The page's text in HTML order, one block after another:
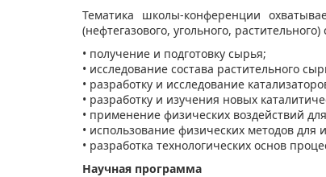
Тематика школы-конференции
(нефтегазового, угольного,
• получение и подготовку сырья;
• исследование состава растительного
• разработку и исследование
• разработку и изучения новых
• применение физических воздействий
• использование физических методов для
• разработка технологических основ
Научная программа